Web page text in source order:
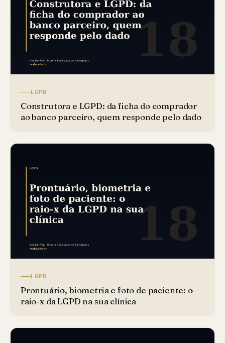
LGPD
Construtora e LGPD: da ficha do comprador
ao banco parceiro, quem responde pelo dado
LGPD
Prontuário, biometria e foto de paciente: o
raio-x da LGPD na sua clínica